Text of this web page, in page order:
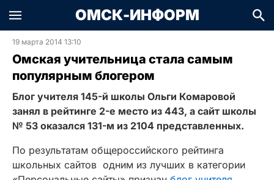
ОМСК-ИНФОРМ
19 марта 2014 13:10
Омская учительница стала самым
популярным блогером
Блог учителя 145-й школы Ольги Комаровой
занял в рейтинге 2-е место из 443, а сайт школы
№ 53 оказался 131-м из 2104 представленных.
По результатам общероссийского рейтинга
школьных сайтов одним из лучших в категории